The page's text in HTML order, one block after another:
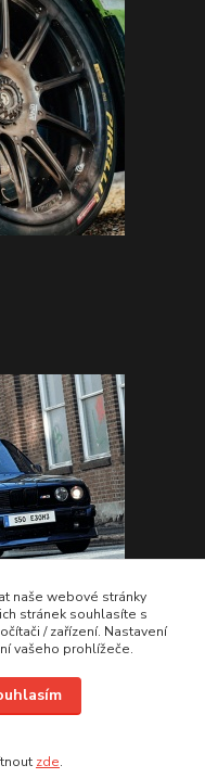
naše webové stránky
stránek souhlasíte s
/ zařízení. Nastavení
vašeho prohlížeče.
zde.